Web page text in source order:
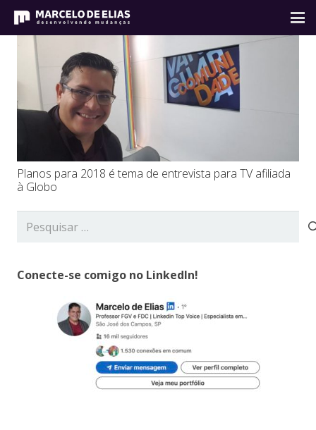
Planos para 2018 é tema de entrevista para TV afiliada
à Globo
Pesquisar
Conecte-se comigo no LinkedIn!